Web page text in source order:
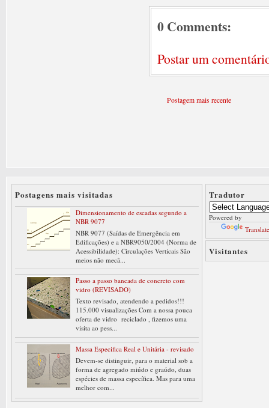
0 Comments:
Postar um
Postagem mais recente
Postagens mais visitadas
Dimensionamento de escadas segundo a
NBR 9077
NBR 9077 (Saídas de Emergência em
Edificações) e a NBR9050/2004 (Norma de
Acessibilidade): Circulações Verticais São
meios não mecâ...
Passo a passo bancada de concreto com
vidro (REVISADO)
Texto revisado, atendendo a pedidos!!!
115.000 visualizações Com a nossa pouca
oferta de vidro reciclado , fizemos uma
visita ao pess...
Massa Especifica Real e Unitária - revisado
Devem-se distinguir, para o material sob a
forma de agregado miúdo e graúdo, duas
espécies de massa específica. Mas para uma
melhor com...
Tradutor
Powered by
Visitantes